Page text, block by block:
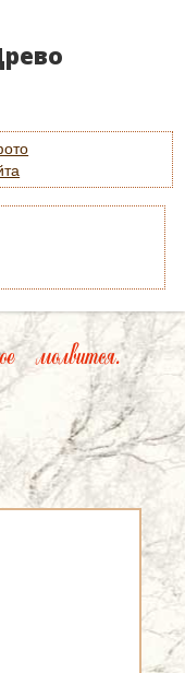
молвится.